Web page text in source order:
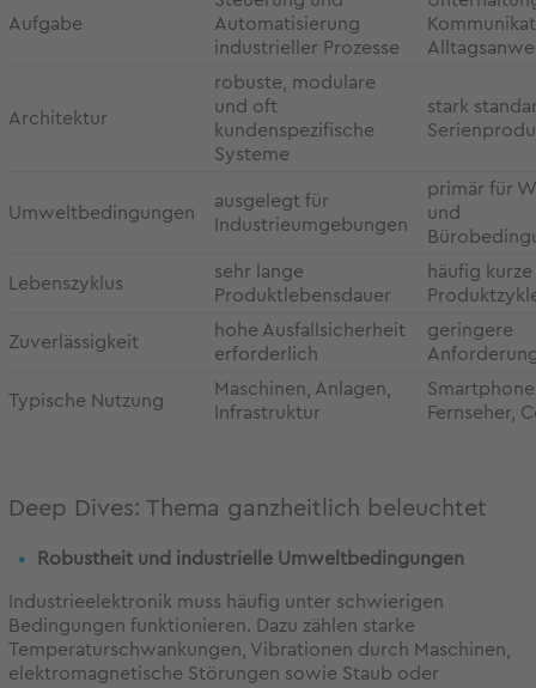
Aufgabe
Automatisierung
industrieller Prozesse
Architektur
robuste, modulare
und oft
kundenspezifische
Systeme
stark
Umweltbedingungen
ausgelegt für
Industrieumgebungen
primär für
und
Lebenszyklus
sehr lange
Produktlebensdauer
häufig kurze
Zuverlässigkeit
hohe Ausfallsicherheit
erforderlich
geringere
Typische Nutzung
Maschinen, Anlagen,
Infrastruktur
Fernseher,
Deep Dives: Thema ganzheitlich beleuchtet
Robustheit und industrielle Umweltbedingungen
Industrieelektronik muss häufig unter schwierigen
Bedingungen funktionieren. Dazu zählen starke
Temperaturschwankungen, Vibrationen durch Maschinen,
elektromagnetische Störungen sowie Staub oder